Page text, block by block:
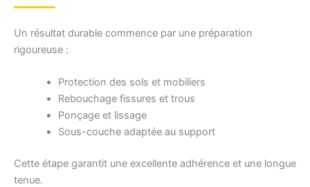
Un résultat durable commence par une préparation
rigoureuse :
Protection des sols et mobiliers
Rebouchage fissures et trous
Ponçage et lissage
Sous-couche adaptée au support
Cette étape garantit une excellente adhérence et une longue
tenue.